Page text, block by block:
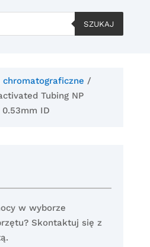
SZUKAJ
chromatograficzne /
Tubing NP
ID
w wyborze
Skontaktuj się z